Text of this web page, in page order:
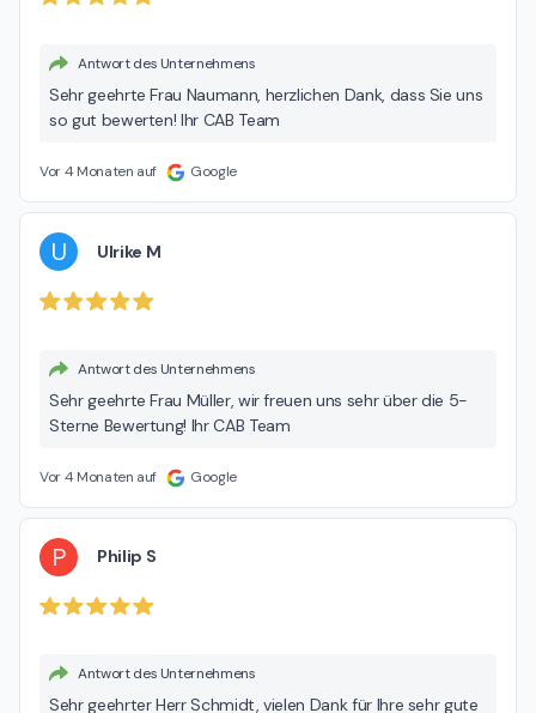
Antwort des Unternehmens
Sehr geehrte Frau Naumann, herzlichen Dank, dass Sie uns
so gut bewerten! Ihr CAB Team
Vor 4 Monaten auf Google
U Ulrike M
Antwort des Unternehmens
Sehr geehrte Frau Müller, wir freuen uns sehr über die 5-
Sterne Bewertung! Ihr CAB Team
Vor 4 Monaten auf Google
P Philip S
Antwort des Unternehmens
Sehr geehrter Herr Schmidt, vielen Dank für Ihre sehr gute